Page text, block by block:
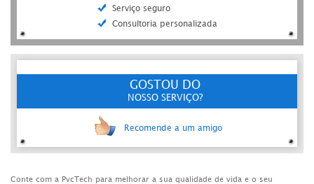
Serviço seguro
Consultoria personalizada
GOSTOU DO
NOSSO SERVIÇO?
Recomende a um amigo
Conte com a PvcTech para melhorar a sua qualidade de vida e o seu